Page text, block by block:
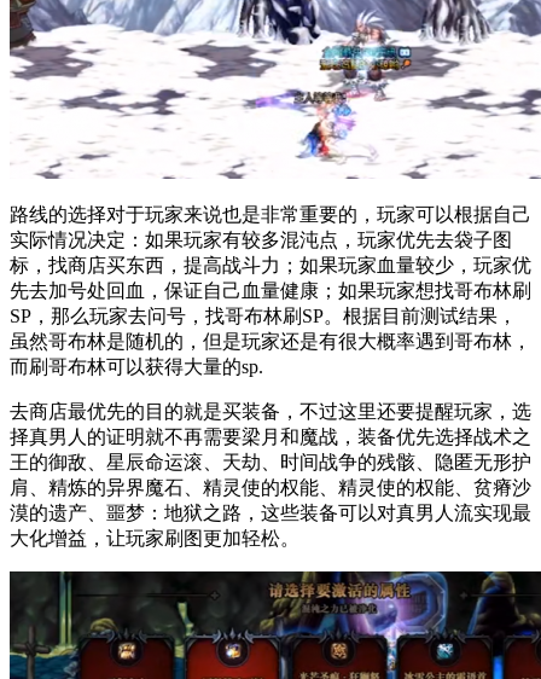
路线的选择对于玩家来说也是非常重要的，玩家可以根据自己
实际情况决定：如果玩家有较多混沌点，玩家优先去袋子图
标，找商店买东西，提高战斗力；如果玩家血量较少，玩家优
先去加号处回血，保证自己血量健康；如果玩家想找哥布林刷
SP，那么玩家去问号，找哥布林刷SP。根据目前测试结果，
虽然哥布林是随机的，但是玩家还是有很大概率遇到哥布林，
而刷哥布林可以获得大量的sp.
去商店最优先的目的就是买装备，不过这里还要提醒玩家，选
择真男人的证明就不再需要梁月和魔战，装备优先选择战术之
王的御敌、星辰命运滚、天劫、时间战争的残骸、隐匿无形护
肩、精炼的异界魔石、精灵使的权能、精灵使的权能、贫瘠沙
漠的遗产、噩梦：地狱之路，这些装备可以对真男人流实现最
大化增益，让玩家刷图更加轻松。